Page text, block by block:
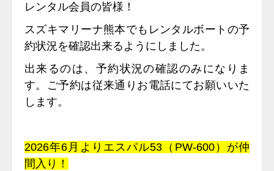
レンタル会員の皆様！
スズキマリーナ熊本でもレンタルボートの予
約状況を確認出来るようにしました。
出来るのは、予約状況の確認のみになりま
す。ご予約は従来通りお電話にてお願いいた
します。
2026年6月よりエスパル53（PW-600）が仲
間入り！